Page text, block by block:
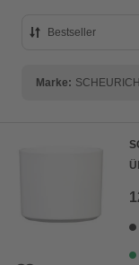
Bestseller
Marke: SCHEURICH